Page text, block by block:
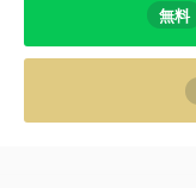
無料